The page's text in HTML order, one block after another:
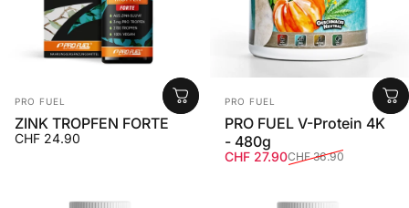
Anbieter:
PRO FUEL
ZINK TROPFEN FORTE
CHF 24.90
Anbieter:
PRO FUEL
PRO FUEL V-Protein 4K
- 480g
Verkaufspreis
CHF 27.90
Normaler Preis
CHF 36.90